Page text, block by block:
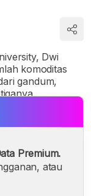
Dwi
komoditas
gandum,
Premium.
atau